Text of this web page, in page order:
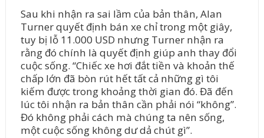
Sau khi nhận ra sai lầm của bản thân, Alan
Turner quyết định bán xe chỉ trong một giây,
tuy bị lỗ 11.000 USD nhưng Turner nhận ra
rằng đó chính là quyết định giúp anh thay đổi
cuộc sống. “Chiếc xe hơi đắt tiền và khoản thế
chấp lớn đã bòn rút hết tất cả những gì tôi
kiếm được trong khoảng thời gian đó. Đã đến
lúc tôi nhận ra bản thân cần phải nói “không”.
Đó không phải cách mà chúng ta nên sống,
một cuộc sống không dư dả chút gì”.